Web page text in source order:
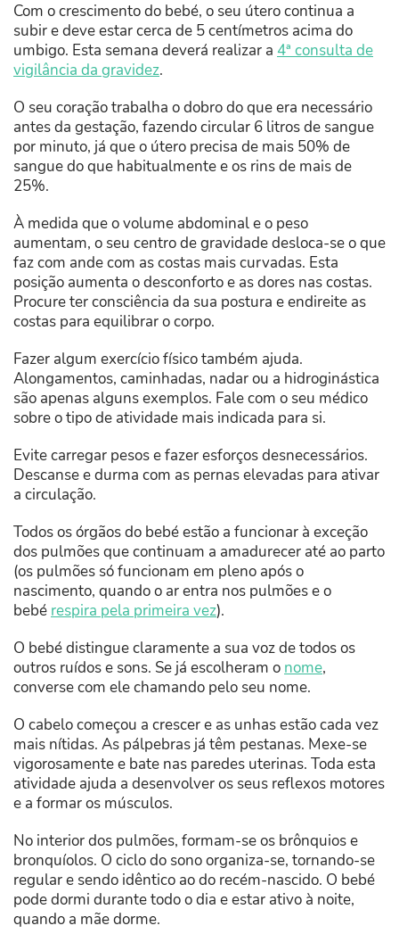
Com o crescimento do bebé, o seu útero continua a
subir e deve estar cerca de 5 centímetros acima do
umbigo. Esta semana deverá realizar a 4ª consulta de
vigilância da gravidez.
O seu coração trabalha o dobro do que era necessário
antes da gestação, fazendo circular 6 litros de sangue
por minuto, já que o útero precisa de mais 50% de
sangue do que habitualmente e os rins de mais de
25%.
À medida que o volume abdominal e o peso
aumentam, o seu centro de gravidade desloca-se o que
faz com ande com as costas mais curvadas. Esta
posição aumenta o desconforto e as dores nas costas.
Procure ter consciência da sua postura e endireite as
costas para equilibrar o corpo.
Fazer algum exercício físico também ajuda.
Alongamentos, caminhadas, nadar ou a hidroginástica
são apenas alguns exemplos. Fale com o seu médico
sobre o tipo de atividade mais indicada para si.
Evite carregar pesos e fazer esforços desnecessários.
Descanse e durma com as pernas elevadas para ativar
a circulação.
Todos os órgãos do bebé estão a funcionar à exceção
dos pulmões que continuam a amadurecer até ao parto
(os pulmões só funcionam em pleno após o
nascimento, quando o ar entra nos pulmões e o
bebé respira pela primeira vez).
O bebé distingue claramente a sua voz de todos os
outros ruídos e sons. Se já escolheram o nome,
converse com ele chamando pelo seu nome.
O cabelo começou a crescer e as unhas estão cada vez
mais nítidas. As pálpebras já têm pestanas. Mexe-se
vigorosamente e bate nas paredes uterinas. Toda esta
atividade ajuda a desenvolver os seus reflexos motores
e a formar os músculos.
No interior dos pulmões, formam-se os brônquios e
bronquíolos. O ciclo do sono organiza-se, tornando-se
regular e sendo idêntico ao do recém-nascido. O bebé
pode dormi durante todo o dia e estar ativo à noite,
quando a mãe dorme.